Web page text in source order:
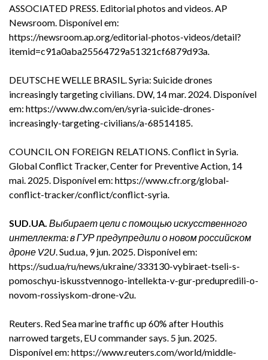
ASSOCIATED PRESS. Editorial photos and videos. AP
Newsroom. Disponível em:
https://newsroom.ap.org/editorial-photos-videos/detail?
itemid=c91a0aba25564729a51321cf6879d93a.
DEUTSCHE WELLE BRASIL. Syria: Suicide drones
increasingly targeting civilians. DW, 14 mar. 2024. Disponível
em: https://www.dw.com/en/syria-suicide-drones-
increasingly-targeting-civilians/a-68514185.
COUNCIL ON FOREIGN RELATIONS. Conflict in Syria.
Global Conflict Tracker, Center for Preventive Action, 14
mai. 2025. Disponível em: https://www.cfr.org/global-
conflict-tracker/conflict/conflict-syria.
SUD.UA. Выбирает цели с помощью искусственного
интеллекта: в ГУР предупредили о новом российском
дроне V2U. Sud.ua, 9 jun. 2025. Disponível em:
https://sud.ua/ru/news/ukraine/333130-vybiraet-tseli-s-
pomoschyu-iskusstvennogo-intellekta-v-gur-predupredili-o-
novom-rossiyskom-drone-v2u.
Reuters. Red Sea marine traffic up 60% after Houthis
narrowed targets, EU commander says. 5 jun. 2025.
Disponível em: https://www.reuters.com/world/middle-